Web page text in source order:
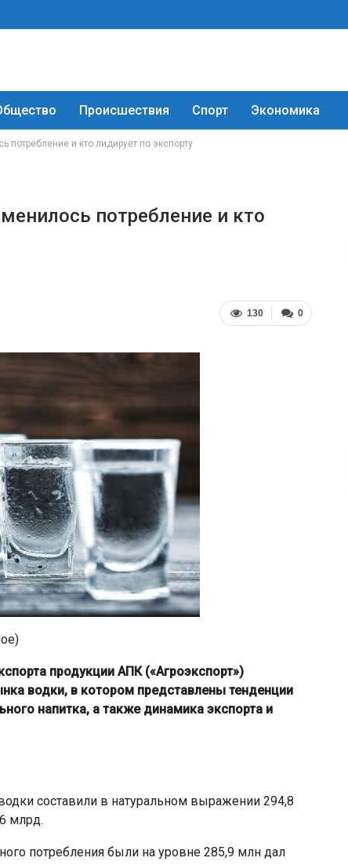
Происшествия Спорт Экономика
потребление и кто лидирует по экспорту
потребление и кто
0
130
продукции АПК («Агроэкспорт»)
водки, в котором представлены тенденции
напитка, а также динамика экспорта и
составили в натуральном выражении 294,8
млрд.
потребления были на уровне 285,9 млн дал